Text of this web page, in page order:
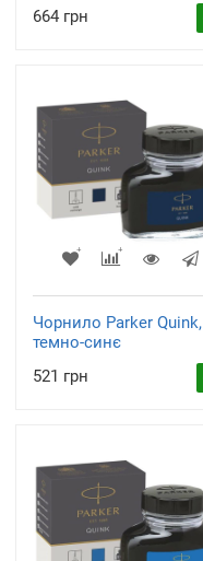
664 грн
Чорнило Parker Quink,
темно-синє
521 грн